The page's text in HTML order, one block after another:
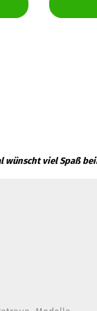
wünscht viel Spaß